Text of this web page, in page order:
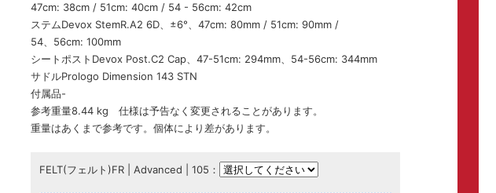
47cm: 38cm / 51cm: 40cm / 54 - 56cm: 42cm
ステムDevox StemR.A2 6D、±6°、47cm: 80mm / 51cm: 90mm /
54、56cm: 100mm
シートポストDevox Post.C2 Cap、47-51cm: 294mm、54-56cm: 344mm
サドルPrologo Dimension 143 STN
付属品-
参考重量8.44 kg 仕様は予告なく変更されることがあります。
重量はあくまで参考です。個体により差があります。
FELT(フェルト)FR | Advanced | 105：